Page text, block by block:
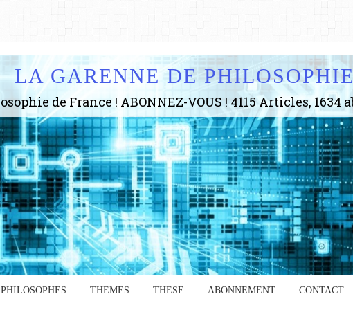
LA GARENNE DE PHILOSOPHIE
PHILOSOPHES THEMES THESE ABONNEMENT CONTACT